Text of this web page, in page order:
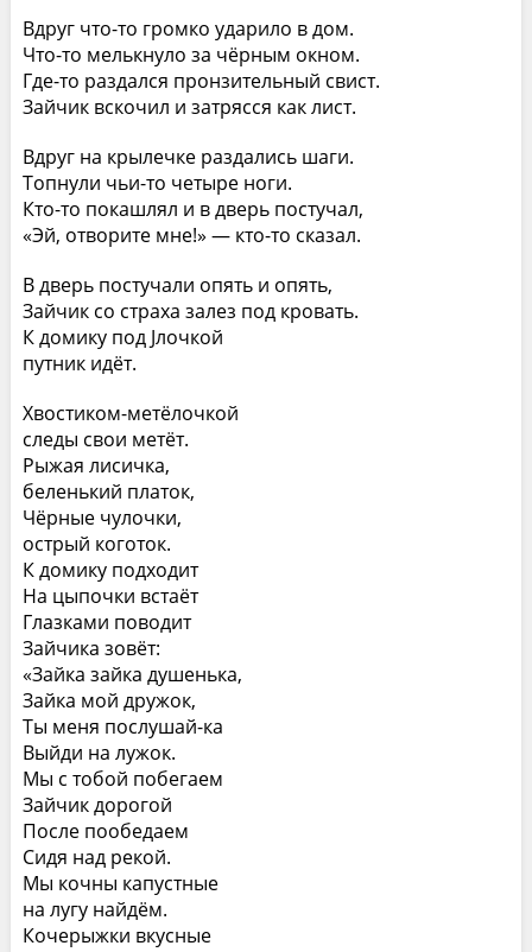
Вдруг что-то громко ударило в дом.
Что-то мелькнуло за чёрным окном.
Где-то раздался пронзительный свист.
Зайчик вскочил и затрясся как лист.
Вдруг на крылечке раздались шаги.
Топнули чьи-то четыре ноги.
Кто-то покашлял и в дверь постучал,
«Эй, отворите мне!» — кто-то сказал.
В дверь постучали опять и опять,
Зайчик со страха залез под кровать.
К домику под Јлочкой
путник идёт.
Хвостиком-метёлочкой
следы свои метёт.
Рыжая лисичка,
беленький платок,
Чёрные чулочки,
острый коготок.
К домику подходит
На цыпочки встаёт
Глазками поводит
Зайчика зовёт:
«Зайка зайка душенька,
Зайка мой дружок,
Ты меня послушай-ка
Выйди на лужок.
Мы с тобой побегаем
Зайчик дорогой
После пообедаем
Сидя над рекой.
Мы кочны капустные
на лугу найдём.
Кочерыжки вкусные